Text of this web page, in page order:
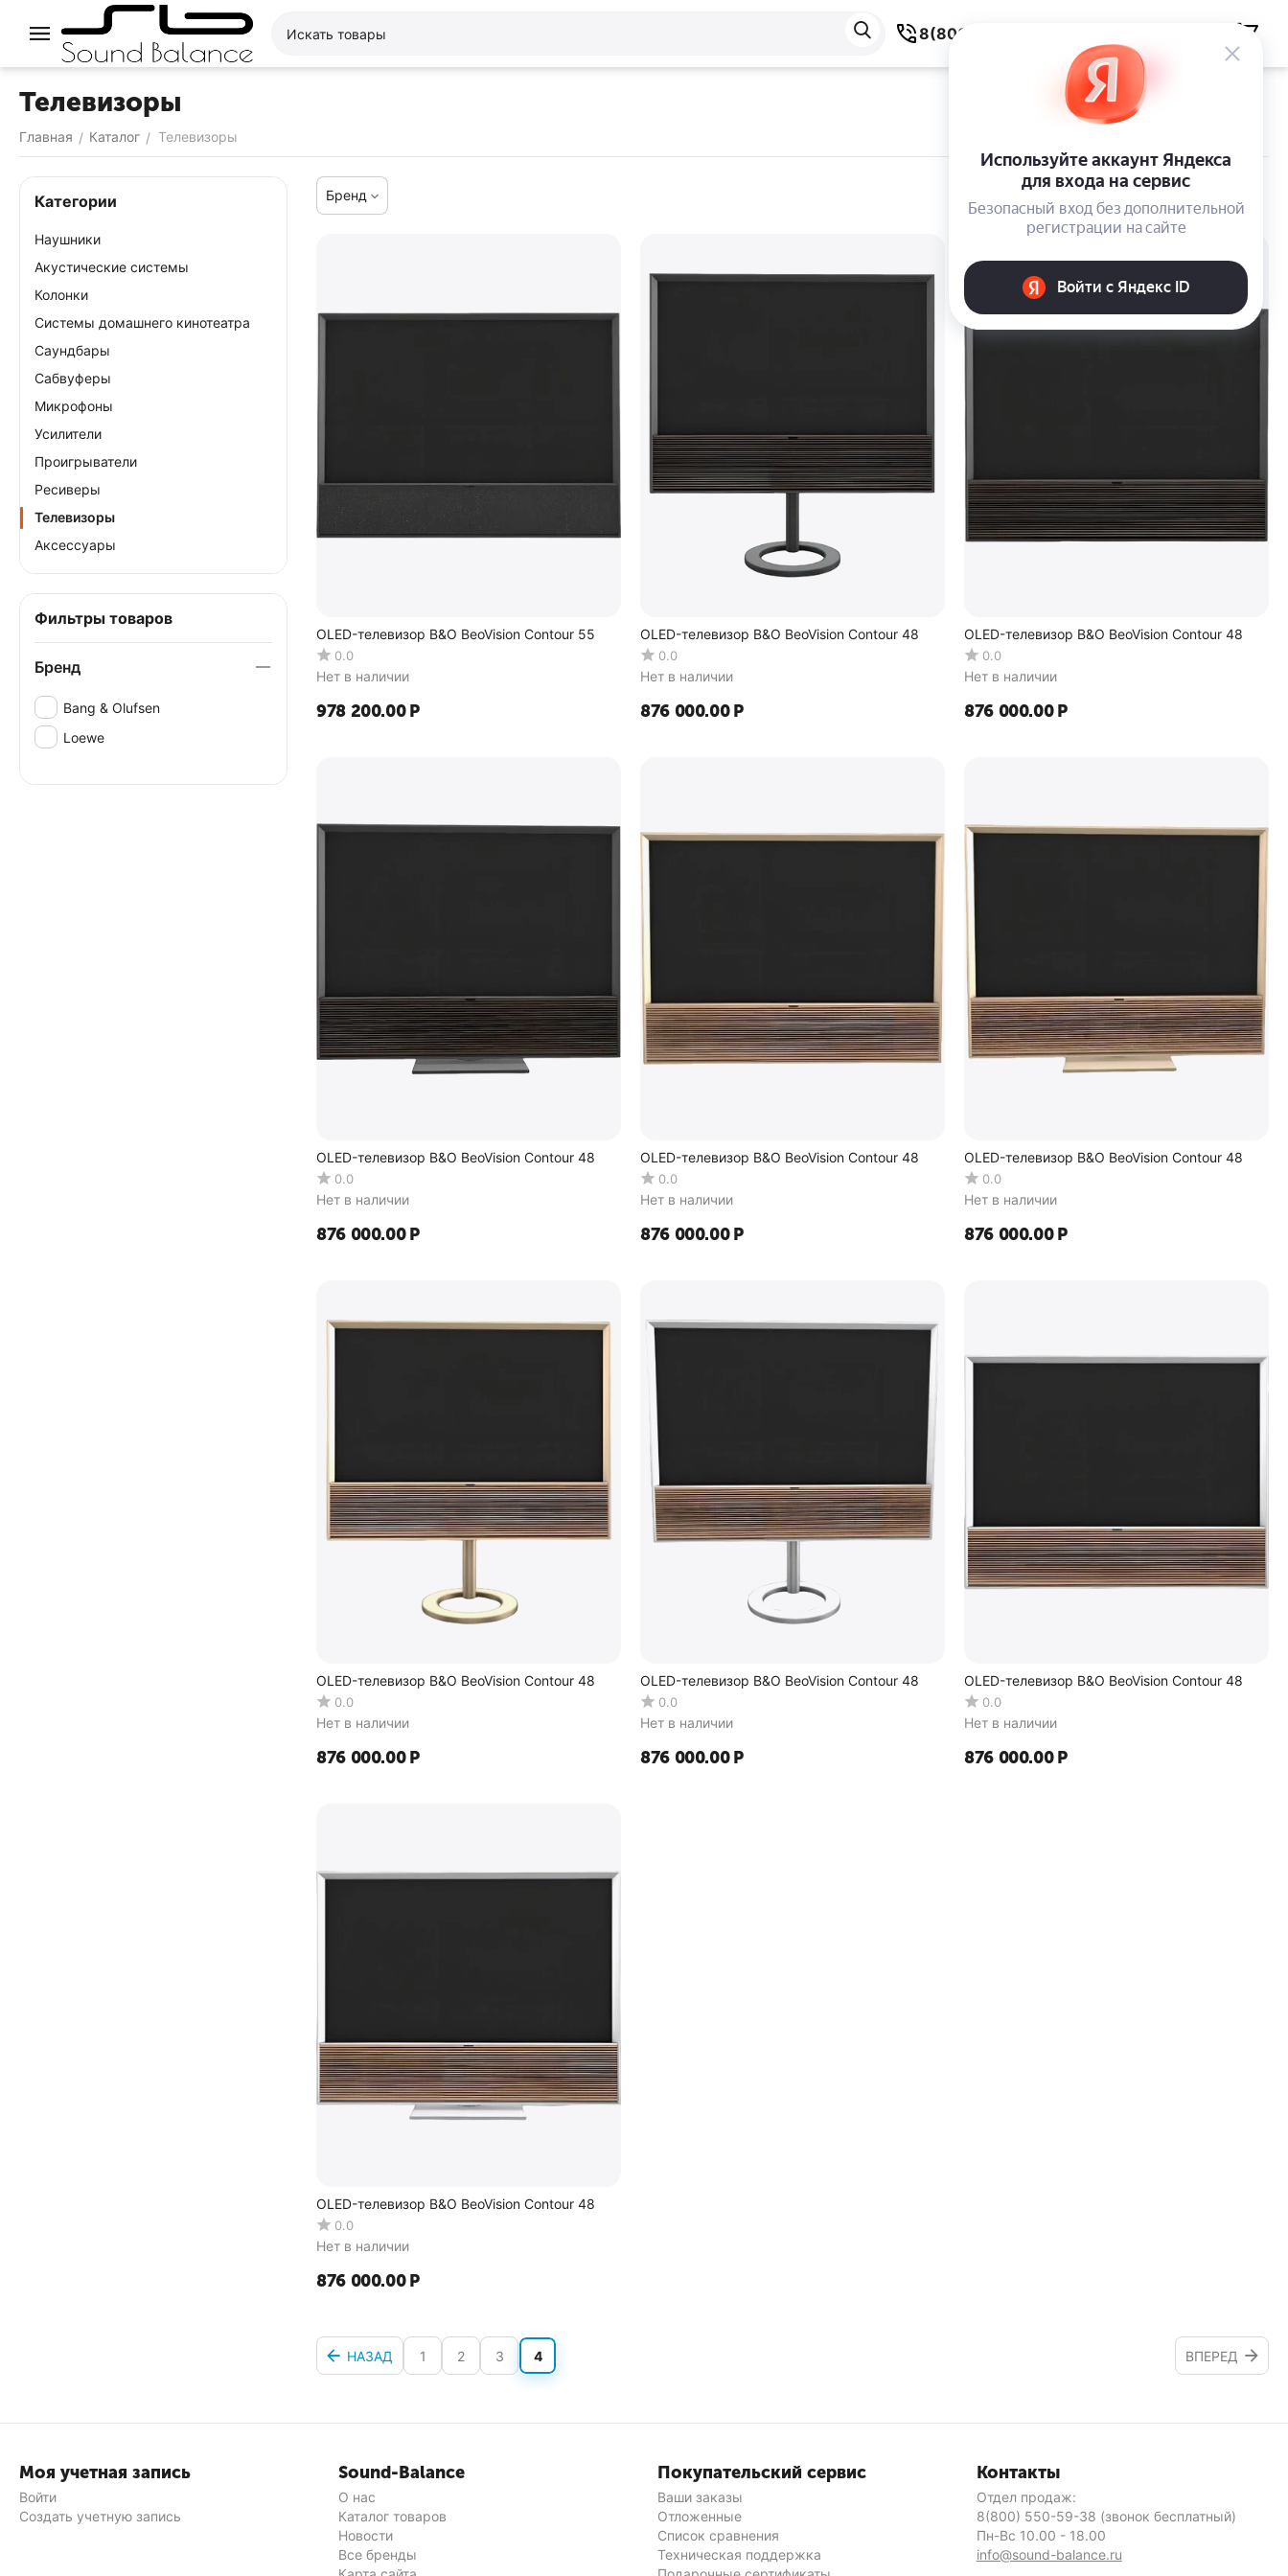
8(800) 550-59-38
Телевизоры
Главная / Каталог / Телевизоры
Бренд
OLED-телевизор B&O BeoVision Contour 55
0.0
Нет в наличии
978 200.00 Р
OLED-телевизор B&O BeoVision Contour 48
0.0
Нет в наличии
876 000.00 Р
OLED-телевизор B&O BeoVision Contour 48
0.0
Нет в наличии
876 000.00 Р
OLED-телевизор B&O BeoVision Contour 48
0.0
Нет в наличии
876 000.00 Р
OLED-телевизор B&O BeoVision Contour 48
0.0
Нет в наличии
876 000.00 Р
OLED-телевизор B&O BeoVision Contour 48
0.0
Нет в наличии
876 000.00 Р
OLED-телевизор B&O BeoVision Contour 48
0.0
Нет в наличии
876 000.00 Р
OLED-телевизор B&O BeoVision Contour 48
0.0
Нет в наличии
876 000.00 Р
OLED-телевизор B&O BeoVision Contour 48
0.0
Нет в наличии
876 000.00 Р
OLED-телевизор B&O BeoVision Contour 48
0.0
Нет в наличии
876 000.00 Р
НАЗАД 1 2 3 4 ВПЕРЕД
Категории
Наушники
Акустические системы
Колонки
Системы домашнего кинотеатра
Саундбары
Сабвуферы
Микрофоны
Усилители
Проигрыватели
Ресиверы
Телевизоры
Аксессуары
Фильтры товаров
Бренд
Bang & Olufsen
Loewe
Моя учетная запись
Войти
Создать учетную запись
Sound-Balance
О нас
Каталог товаров
Новости
Все бренды
Покупательский сервис
Ваши заказы
Отложенные
Список сравнения
Техническая поддержка
Контакты
Отдел продаж:
8(800) 550-59-38 (звонок бесплатный)
Пн-Вс 10.00 - 18.00
info@sound-balance.ru